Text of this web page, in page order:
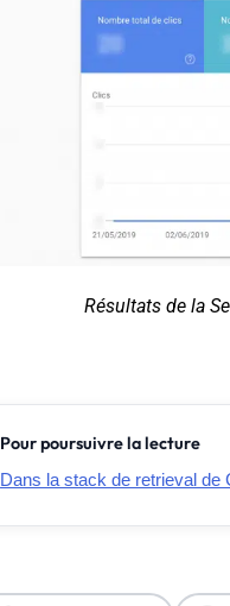
Résultats de la
Pour poursuivre la lecture
Dans la stack de retrieval de